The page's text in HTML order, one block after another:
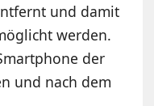
und damit
werden.
der
und nach dem